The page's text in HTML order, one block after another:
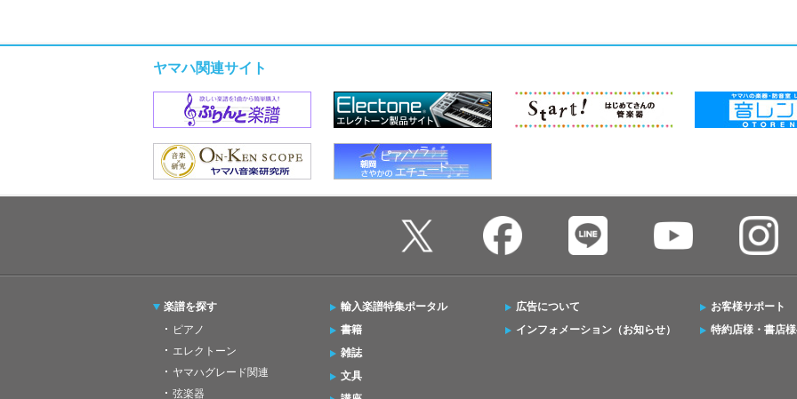
ヤマハ関連サイト
楽譜を探す
ピアノ
エレクトーン
ヤマハグレード関連
弦楽器
輸入楽譜特集ポータル
書籍
雑誌
文具
広告について
インフォメーション（お知らせ）
お客様サポート
特約店様・書店